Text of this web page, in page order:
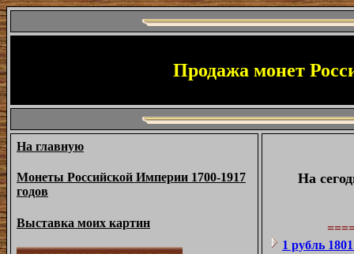
Продажа монет
На главную
Монеты Российской Империи 1700-1917
годов
Выставка моих картин
На
1 рубль